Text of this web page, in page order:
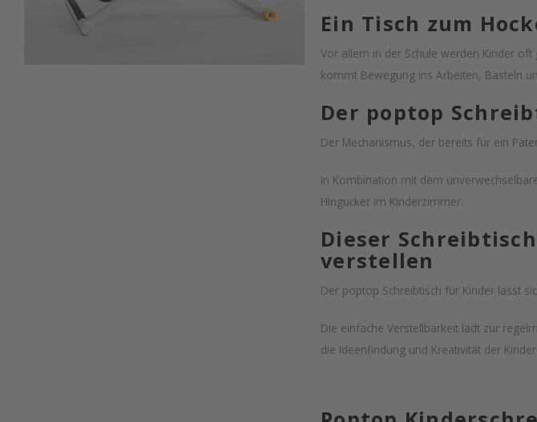
Ein Tisch zum
Vor allem in der Schule werden Kinder
kommt Bewegung ins Arbeiten, Basteln
Der poptop
Der Mechanismus, der bereits für ein
In Kombination mit dem
Hingucker im Kinderzimmer.
Dieser
verstellen
Der poptop Schreibtisch für Kinder lässt
Die einfache Verstellbarkeit lädt zur
die Ideenfindung und Kreativität der